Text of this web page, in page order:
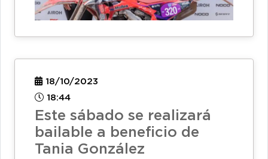
18/10/2023
18:44
Este sábado se realizará
bailable a beneficio de
Tania González